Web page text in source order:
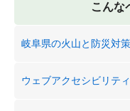
こんな
岐阜県の火山と防災対
ウェブアクセシビリテ